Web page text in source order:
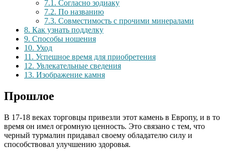
7.1. Согласно зодиаку
7.2. По названию
7.3. Совместимость с прочими минералами
8. Как узнать подделку
9. Способы ношения
10. Уход
11. Успешное время для приобретения
12. Увлекательные сведения
13. Изображение камня
Прошлое
В 17-18 веках торговцы привезли этот камень в Европу, и в то
время он имел огромную ценность. Это связано с тем, что
черный турмалин придавал своему обладателю силу и
способствовал улучшению здоровья.